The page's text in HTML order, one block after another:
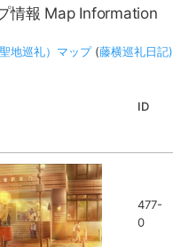
情報 Map Information
地巡礼）マップ(藤横巡礼日記)
ID
477-
0